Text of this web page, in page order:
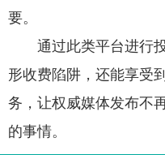
要。
通过此类平台进行
形收费陷阱，还能享受
务，让权威媒体发布不
的事情。